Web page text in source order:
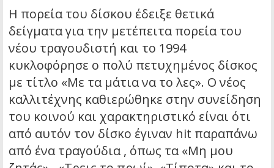
Η πορεία του δίσκου έδειξε θετικά
δείγματα για την μετέπειτα πορεία του
νέου τραγουδιστή και το 1994
κυκλοφόρησε ο πολύ πετυχημένος δίσκος
με τίτλο «Με τα μάτια να το λες». Ο νέος
καλλιτέχνης καθιερώθηκε στην συνείδηση
του κοινού και χαρακτηριστικό είναι ότι
από αυτόν τον δίσκο έγιναν hit παραπάνω
από ένα τραγούδια , όπως τα «Μη μου